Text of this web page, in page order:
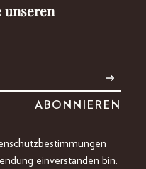
unseren
einverstanden bin.